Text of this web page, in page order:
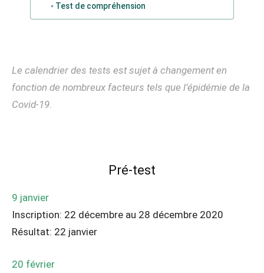
Test de compréhension
Le calendrier des tests est sujet à changement en
fonction de nombreux facteurs tels que l’épidémie de la
Covid-19.
Pré-test
9 janvier
Inscription: 22 décembre au 28 décembre 2020
Résultat: 22 janvier
20 février